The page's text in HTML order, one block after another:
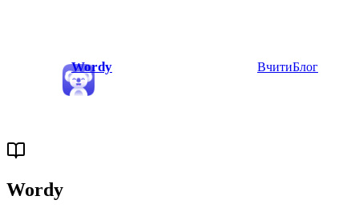
Wordy ВчитиБлог
Wordy